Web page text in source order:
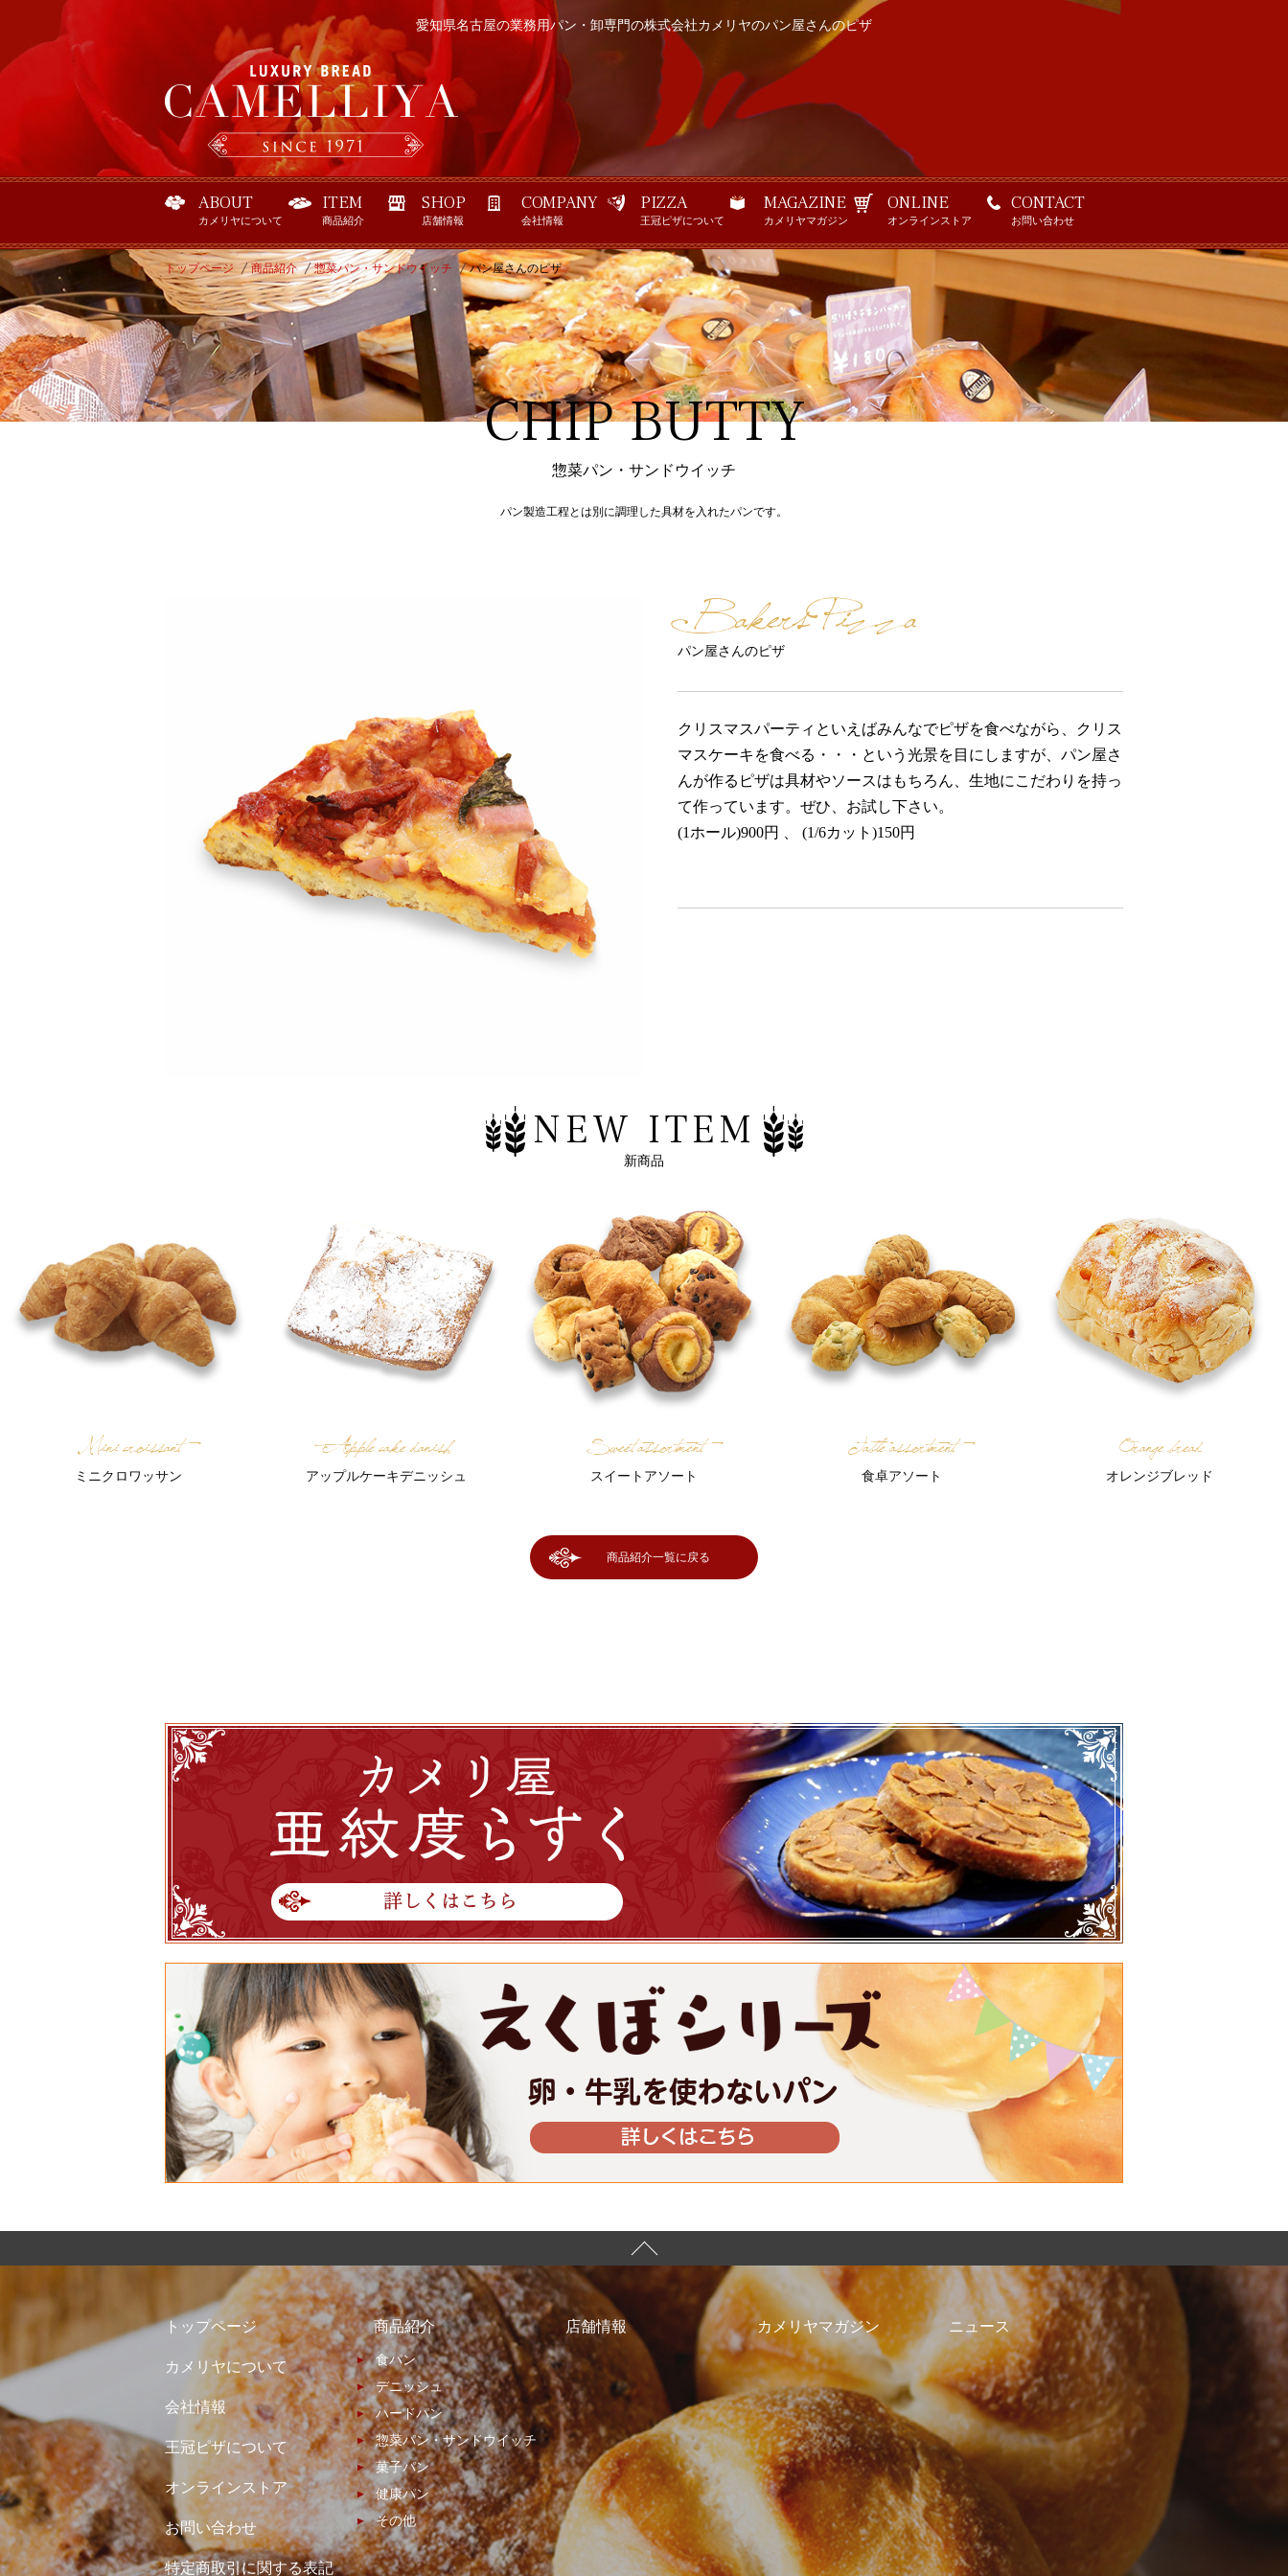
愛知県名古屋の業務用パン・卸専門の株式会社カメリヤのパン屋さんのピザ
ABOUT
カメリヤについて
ITEM
商品紹介
SHOP
店舗情報
COMPANY
会社情報
PIZZA
王冠ピザについて
MAGAZINE
カメリヤマガジン
ONLINE
オンラインストア
CONTACT
お問い合わせ
トップページ 商品紹介 惣菜パン・サンドウイッチ パン屋さんのピザ
CHIP BUTTY
惣菜パン・サンドウイッチ
パン製造工程とは別に調理した具材を入れたパンです。
Bakers Pizza
パン屋さんのピザ
クリスマスパーティといえばみんなでピザを食べながら、クリス
マスケーキを食べる・・・という光景を目にしますが、パン屋さ
んが作るピザは具材やソースはもちろん、生地にこだわりを持っ
て作っています。ぜひ、お試し下さい。
(1ホール)900円 、 (1/6カット)150円
NEW ITEM
新商品
Mini croissant
ミニクロワッサン
Apple cake danish
アップルケーキデニッシュ
Sweet assortment
スイートアソート
Table assortment
食卓アソート
Orange bread
オレンジブレッド
商品紹介一覧に戻る
トップページ
カメリヤについて
会社情報
王冠ピザについて
オンラインストア
お問い合わせ
特定商取引に関する表記
商品紹介
食パン
デニッシュ
ハードパン
惣菜パン・サンドウイッチ
菓子パン
健康パン
その他
店舗情報 カメリヤマガジン ニュース